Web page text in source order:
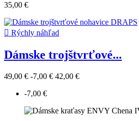
35,00 €
 Rýchly náhľad
Dámske trojštvrťové...
49,00 € -7,00 € 42,00 €
-7,00 €